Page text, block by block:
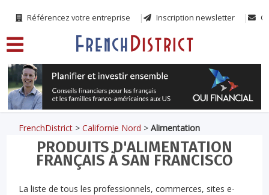
Référencez votre entreprise Inscription newsletter
FrenchDistrict >Californie Nord >Alimentation
PRODUITS D'ALIMENTATION
FRANÇAIS À SAN FRANCISCO
La liste de tous les professionnels, commerces, sites e-